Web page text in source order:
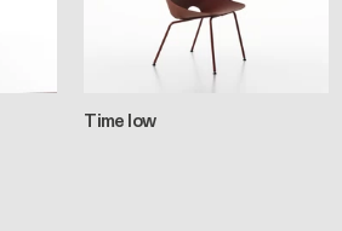
Time low